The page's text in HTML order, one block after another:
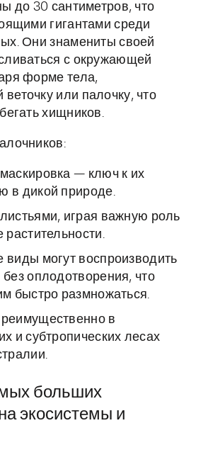
до 30 сантиметров, что
гигантами среди
Они знамениты своей
с окружающей
форме тела,
или палочку, что
хищников.
— ключ к их
в дикой природе.
играя важную роль
растительности.
виды могут воспроизводить
без оплодотворения, что
быстро размножаться.
в
и субтропических лесах
больших
экосистемы и